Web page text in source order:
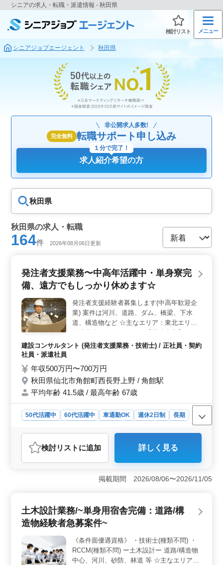
シニアの求人・転職・派遣情報 - 秋田県
検討リスト メニュー
シニアジョブエージェント 秋田県
完全無料
非公開求人多数!
転職サポート申し込み
求人紹介希望の方
１分で完了！
秋田県
秋田県の求人・転職
164件 2026年08月06日更新
発注者支援業務〜中高年活躍中・単身寮完
備、遠方でもしっかり休めます☆
発注者支援経験者募集します(中高年歓迎企
業) 案件は河川、道路、ダム、橋梁、下水
道、構造物など ☆主なエリア：東北エリア
注者支援業務(工事監督支援業務) ・工事管理
・資料作成業務 等 ＊備考＊ 交通費支給 資
格手当支給 単身赴任宿舎完備 社用車支給 週
休2日制 ◎1級土木施工管理技士資格必須に
なります ＊50代以上で発注支援業務経験10
年以上条件面優遇いたします ＊50代以上で
土木施工管理業務経験者の方お気軽にお問い
合わせ下さい 経験者の方ご応募お待ちして
おります！ 《条件面優遇資格》 ・技術士(種
類不問) ・RCCM(種類不問)
建設コンサルタント (発注者支援業務・技術士) / 正社員・契約
社員・派遣社員
年収500万円〜700万円
秋田県仙北市角館町西長野上野 / 角館駅
平均年齢 41.5歳 / 最高年齢 67歳
50代活躍中 60代活躍中 車通勤OK 週休2日制
長期
おすすめポイント
＜中高年活躍中＞ この求人では、50代から60代の経験
豊富な方が多く活躍しています。発注者支援業務の経験
を活かし、若手を指導しながら働くことができます。特
場です。 ＜単身寮完備と福利厚生の充実＞ 単身用
宿舎が完備されているため、遠方からの応募者にも安心
れ、社用車も提供されるなど、働く環境が整っていま
す。また、週休2日制で土日が休みとなっているため、し
っかりと休息を取ることができます。 ＜高水準の給
検討リスト に追加 詳しく見る
掲載期間 2026/08/06〜2026/11/05
土木設計業務/~単身用宿舎完備：道路/構
造物経験者急募案件~
《条件面優遇資格》 ・技術士(種類不問) ・
RCCM(種類不問) ー土木設計ー 道路/構造物
中心、河川、砂防、林道 等 ☆主なエリア：